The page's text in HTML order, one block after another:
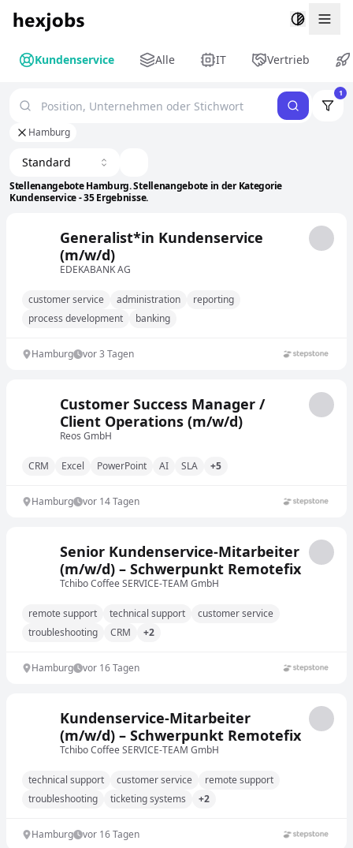
Kundenservice Alle IT Vertrieb
1
Hamburg
Stellenangebote Hamburg. Stellenangebote in der Kategorie
Kundenservice - 35 Ergebnisse.
Standard
Generalist*in Kundenservice
(m/w/d)
EDEKABANK AG
customer service administration
reporting
process development
banking
Hamburg vor 3 Tagen
Customer Success Manager /
Client Operations (m/w/d)
Reos GmbH
CRM Excel PowerPoint AI SLA +5
Hamburg vor 14 Tagen
Senior Kundenservice-Mitarbeiter
(m/w/d) – Schwerpunkt Remotefix
Tchibo Coffee SERVICE-TEAM GmbH
remote support technical support
customer service
troubleshooting
CRM +2
Hamburg vor 16 Tagen
Kundenservice-Mitarbeiter
(m/w/d) – Schwerpunkt Remotefix
Tchibo Coffee SERVICE-TEAM GmbH
technical support customer service
remote support
troubleshooting
ticketing systems +2
Hamburg vor 16 Tagen